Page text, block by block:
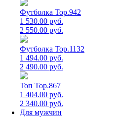
Футболка Top.942
1 530.00 руб.
2 550.00 руб.
Футболка Top.1132
1 494.00 руб.
2 490.00 руб.
Топ Top.867
1 404.00 руб.
2 340.00 руб.
Для мужчин